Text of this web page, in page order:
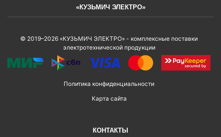
«КУЗЬМИЧ ЭЛЕКТРО»
© 2019–2026 «КУЗЬМИЧ ЭЛЕКТРО» - комплексные поставки
электротехнической продукции
Политика конфиденциальности
Карта сайта
КОНТАКТЫ